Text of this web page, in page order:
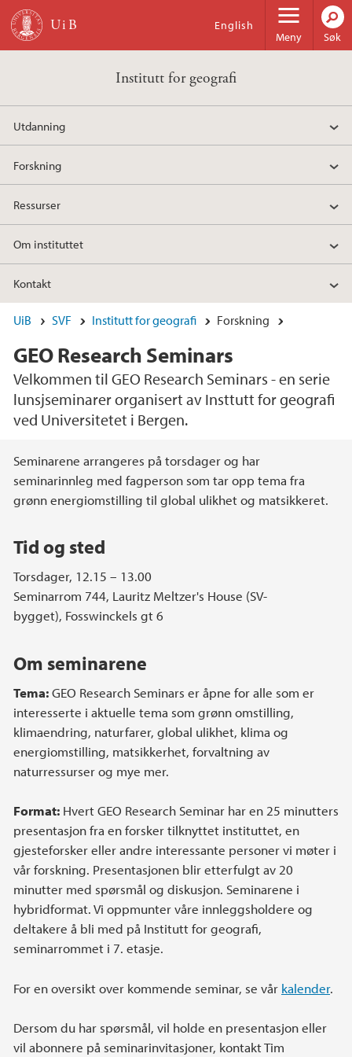
Hopp til hovedinnhold
Meny
English
Søk
Institutt for geografi
Utdanning
Forskning
Ressurser
Om instituttet
Kontakt
UiB SVF Institutt for geografi Forskning
GEO Research Seminars
Velkommen til GEO Research Seminars - en serie
lunsjseminarer organisert av Insttutt for geografi
ved Universitetet i Bergen.
Hovedinnhold
Seminarene arrangeres på torsdager og har
seminarinnleg med fagperson som tar opp tema fra
grønn energiomstilling til global ulikhet og matsikkeret.
Tid og sted
Torsdager, 12.15 – 13.00
Seminarrom 744, Lauritz Meltzer's House (SV-
bygget), Fosswinckels gt 6
Om seminarene
Tema:GEO Research Seminars er åpne for alle som er
interesserte i aktuelle tema som grønn omstilling,
klimaendring, naturfarer, global ulikhet, klima og
energiomstilling, matsikkerhet, forvaltning av
naturressurser og mye mer.
Format: Hvert GEO Research Seminar har en 25 minutters
presentasjon fra en forsker tilknyttet instituttet, en
gjesteforsker eller andre interessante personer vi møter i
vår forskning. Presentasjonen blir etterfulgt av 20
minutter med spørsmål og diskusjon. Seminarene i
hybridformat. Vi oppmunter våre innleggsholdere og
deltakere å bli med på Institutt for geografi,
seminarrommet i 7. etasje.
For en oversikt over kommende seminar, se vår kalender.
Dersom du har spørsmål, vil holde en presentasjon eller
vil abonnere på seminarinvitasjoner, kontakt Tim